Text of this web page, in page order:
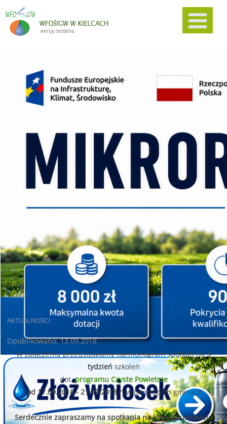
AKTUALNOŚCI
Opublikowano: 13.09.2018
W załączeniu przedstawiamy harmonogram spotkań na3
tydzień szkoleń
dot.programu Czyste Powietrze
-od 17.09.2018 - 21.09.2018 r. w poniższych gminach.
Serdecznie zapraszamy na spotkania na których uzyskacie